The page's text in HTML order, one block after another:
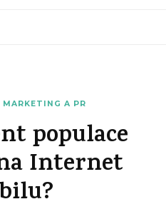
MARKETING A PR
populace
Internet